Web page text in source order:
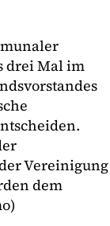
drei Mal im
Vereinigung
dem